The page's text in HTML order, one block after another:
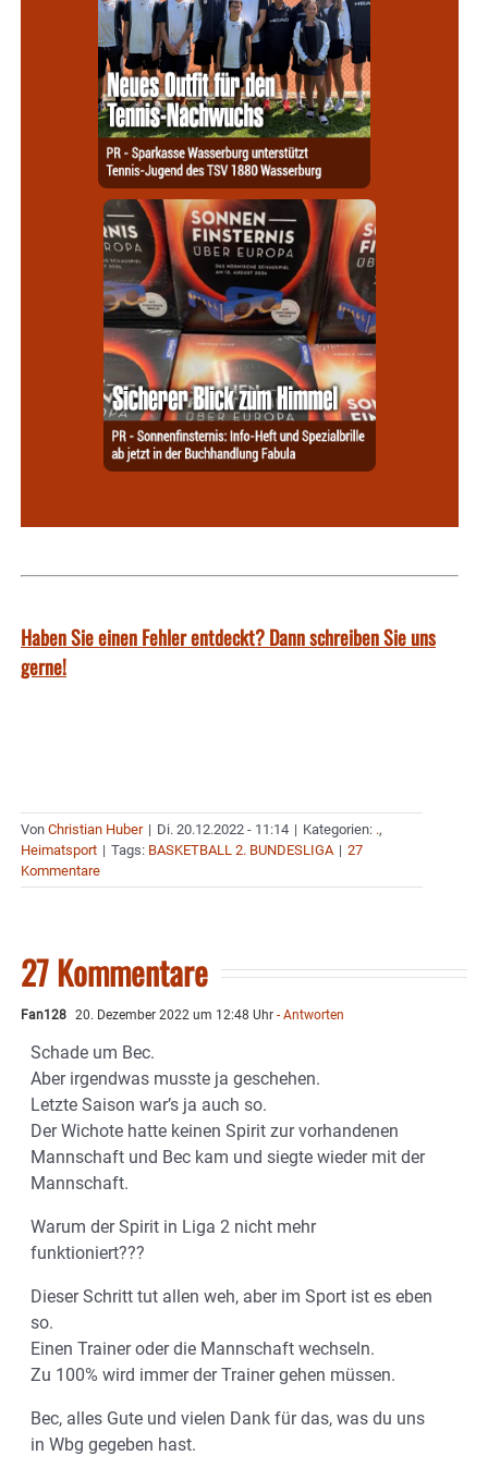
Haben Sie einen Fehler entdeckt? Dann schreiben Sie uns
gerne!
Von Christian Huber | Di. 20.12.2022 - 11:14 | Kategorien: .,
Heimatsport | Tags: BASKETBALL 2. BUNDESLIGA | 27
Kommentare
27 Kommentare
Fan128 20. Dezember 2022 um 12:48 Uhr - Antworten
Schade um Bec.
Aber irgendwas musste ja geschehen.
Letzte Saison war’s ja auch so.
Der Wichote hatte keinen Spirit zur vorhandenen
Mannschaft und Bec kam und siegte wieder mit der
Mannschaft.
Warum der Spirit in Liga 2 nicht mehr
funktioniert???
Dieser Schritt tut allen weh, aber im Sport ist es eben
so.
Einen Trainer oder die Mannschaft wechseln.
Zu 100% wird immer der Trainer gehen müssen.
Bec, alles Gute und vielen Dank für das, was du uns
in Wbg gegeben hast.